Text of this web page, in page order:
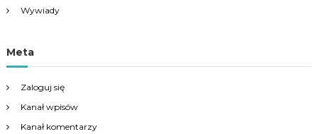
Wywiady
Meta
Zaloguj się
Kanał wpisów
Kanał komentarzy